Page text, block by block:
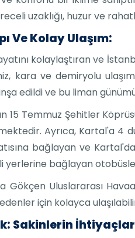
uzaklığı, huzur ve
Ve Kolay Ulaşım:
kolaylaştıran ve
kara ve demiryolu
inşa edildi ve bu liman
15 Temmuz Şehitler
Ayrıca, Kartal'a
bağlayan ve
yerlerine bağlayan
Gökçen Uluslararası
için kolayca
Sakinlerin